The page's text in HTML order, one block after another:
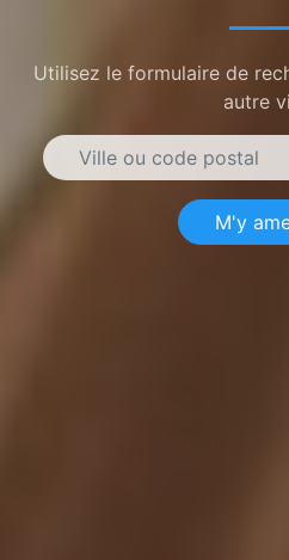
Utilisez le formulaire de
autre
M'y